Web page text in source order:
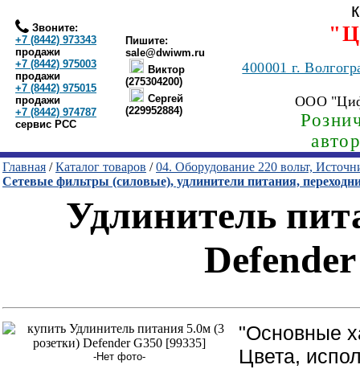
Звоните:
+7 (8442) 973343
продажи
+7 (8442) 975003
продажи
+7 (8442) 975015
продажи
+7 (8442) 974787
сервис РСС
Пишите:
sale@dwiwm.ru
Виктор
(275304200)
Сергей
(229952884)
400001г.
ООО
Главная /Каталог товаров /04. Оборудование 220 вольт,
Сетевые фильтры (силовые), удлинители питания,
Удлинитель
-Нет фото-
"Основные
Цвета,